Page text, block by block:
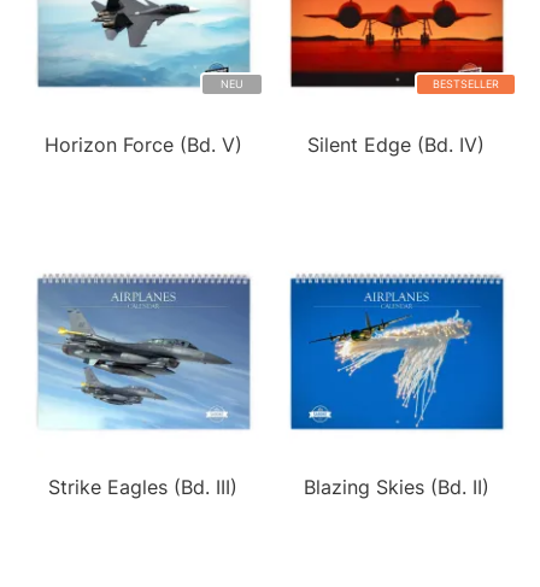
NEU
Horizon Force (Bd. V)
BESTSELLER
Silent Edge (Bd. IV)
Strike Eagles (Bd. III) Blazing Skies (Bd. II)